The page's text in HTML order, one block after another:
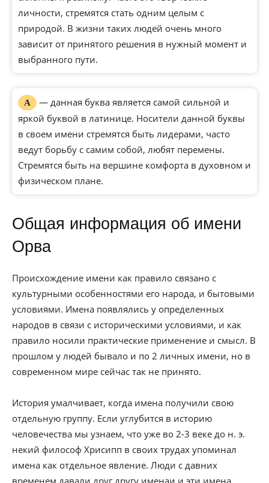
личности, стремятся стать одним целым с
природой. В жизни таких людей очень много
зависит от принятого решения в нужный момент и
выбранного пути.
А
— данная буква является самой сильной и
яркой буквой в латинице. Носители данной буквы
в своем имени стремятся быть лидерами, часто
ведут борьбу с самим собой, любят перемены.
Стремятся быть на вершине комфорта в духовном и
физическом плане.
Общая информация об имени
Орва
Происхождение имени как правило связано с
культурными особенностями его народа, и бытовыми
условиями. Имена появлялись у определенных
народов в связи с историческими условиями, и как
правило носили практические применение и смысл. В
прошлом у людей бывало и по 2 личных имени, но в
современном мире сейчас так не принято.
История умалчивает, когда имена получили свою
отдельную группу. Если углубится в историю
человечества мы узнаем, что уже во 2-3 веке до н. э.
некий философ Хрисипп в своих трудах упоминал
имена как отдельное явление. Люди с давних
временем давали друг другу именаи и эти имена